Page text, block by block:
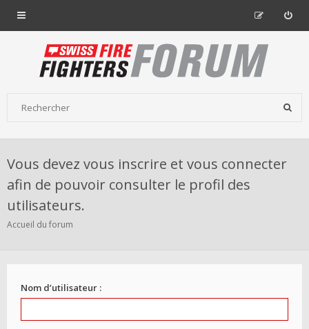
Vous devez vous inscrire et vous connecter
afin de pouvoir consulter le profil des
utilisateurs.
Accueil du forum
Nom d’utilisateur :